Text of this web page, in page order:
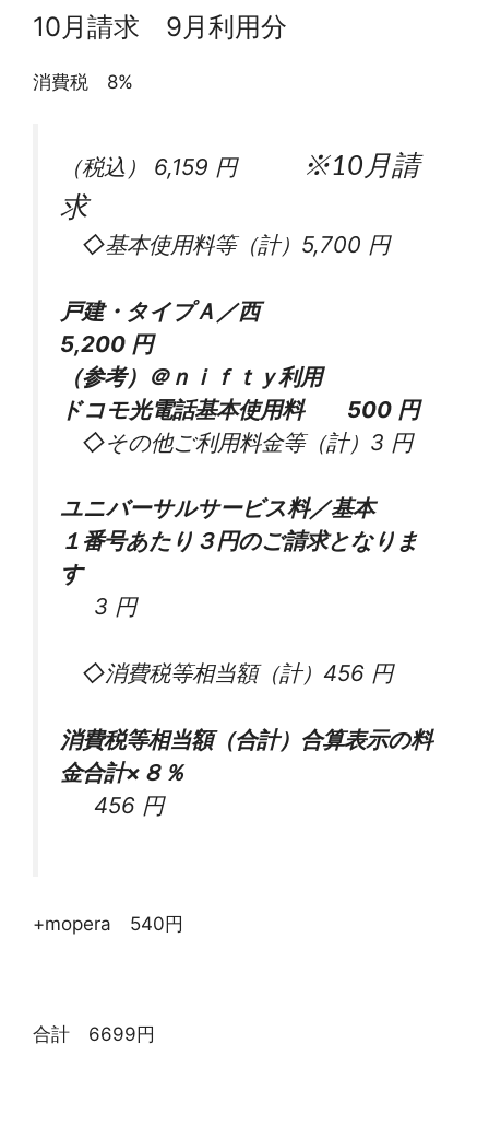
10月請求 9月利用分
消費税 8%
（税込） 6,159 円
※10月請
求
◇基本使用料等（計） 5,700 円
戸建・タイプＡ／西
5,200 円
（参考）＠ｎｉｆｔｙ利用
ドコモ光電話基本使用料 500 円
◇その他ご利用料金等（計） 3 円
ユニバーサルサービス料／基本
１番号あたり３円のご請求となりま
す
3 円
◇消費税等相当額（計） 456 円
消費税等相当額（合計）合算表示の料
金合計×８％
456円
+mopera 540円
合計 6699円